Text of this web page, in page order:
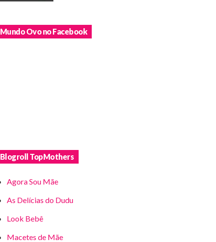
Mundo Ovo no Facebook
Blogroll TopMothers
Agora Sou Mãe
As Delícias do Dudu
Look Bebê
Macetes de Mãe